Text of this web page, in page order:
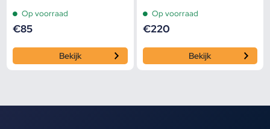
Lumen
Op voorraad
€85
Bekijk
Op voorraad
€220
Bekijk